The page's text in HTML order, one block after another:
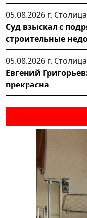
05.08.2026 г. Столица
Суд взыскал с
строительные
05.08.2026 г. Столица
Евгений
прекрасна